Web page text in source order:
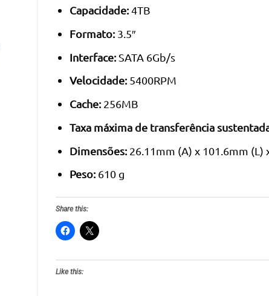
Capacidade:4TB
Formato:3.5″
Interface:SATA 6Gb/s
Velocidade:5400RPM
Cache:256MB
Taxa máxima de transferência
Dimensões:26.11mm (A) x 101.6mm (L)
Peso:610 g
Share this:
Like this: